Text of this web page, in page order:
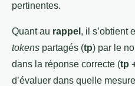
pertinentes.
Quant au rappel , il s’obtient
tokens partagés (tp) par le
dans la réponse correcte (tp
d’évaluer dans quelle